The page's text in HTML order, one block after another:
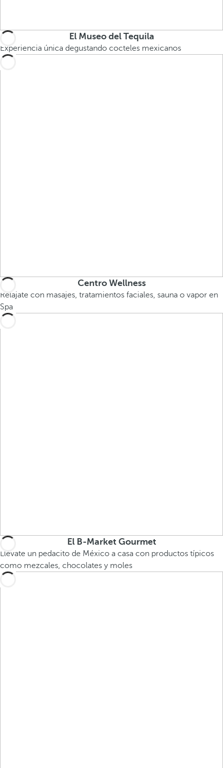
El Museo del Tequila
Experiencia única degustando cocteles mexicanos
Centro Wellness
Relájate con masajes, tratamientos faciales, sauna o vapor en
Spa
El B-Market Gourmet
Llévate un pedacito de México a casa con productos típicos
como mezcales, chocolates y moles